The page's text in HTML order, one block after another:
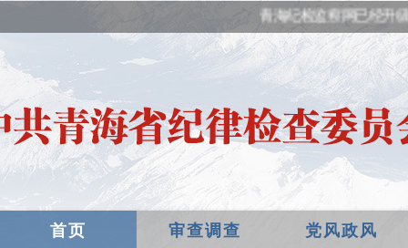
青海纪检监察网已经升级
首页 审查调查 党风政风